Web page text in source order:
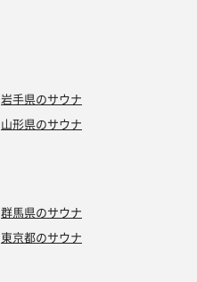
岩手県のサウナ
山形県のサウナ
群馬県のサウナ
東京都のサウナ